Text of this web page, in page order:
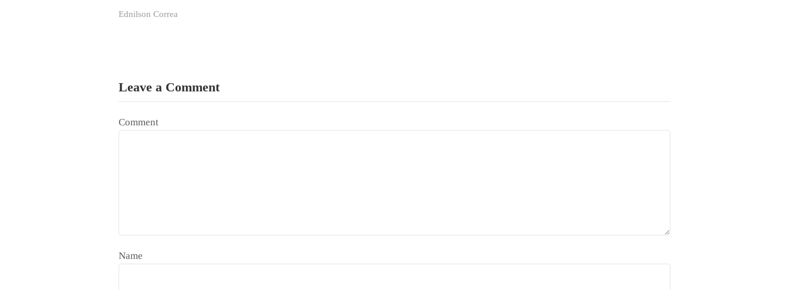
Ednilson Correa
Leave a Comment
Comment
Name